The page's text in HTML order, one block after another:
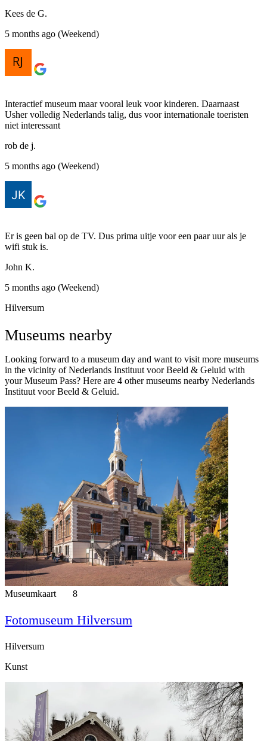
Kees de G.
5 months ago (Weekend)
Interactief museum maar vooral leuk voor kinderen. Daarnaast
Usher volledig Nederlands talig, dus voor internationale toeristen
niet interessant
rob de j.
5 months ago (Weekend)
Er is geen bal op de TV. Dus prima uitje voor een paar uur als je
wifi stuk is.
John K.
5 months ago (Weekend)
Hilversum
Museums nearby
Looking forward to a museum day and want to visit more museums
in the vicinity of Nederlands Instituut voor Beeld & Geluid with
your Museum Pass? Here are 4 other museums nearby Nederlands
Instituut voor Beeld & Geluid.
Museumkaart 8
Fotomuseum Hilversum
Hilversum
Kunst